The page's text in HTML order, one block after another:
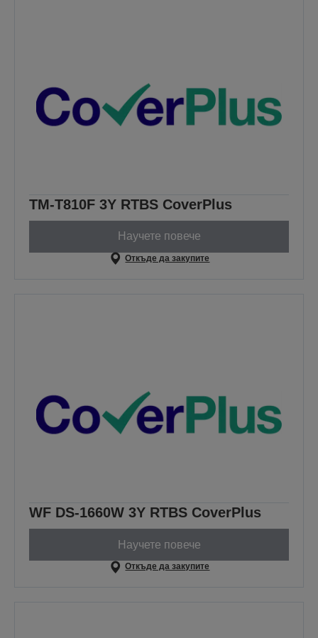
TM-T810F 3Y RTBS CoverPlus
Научете повече
Откъде да закупите
WF DS-1660W 3Y RTBS CoverPlus
Научете повече
Откъде да закупите